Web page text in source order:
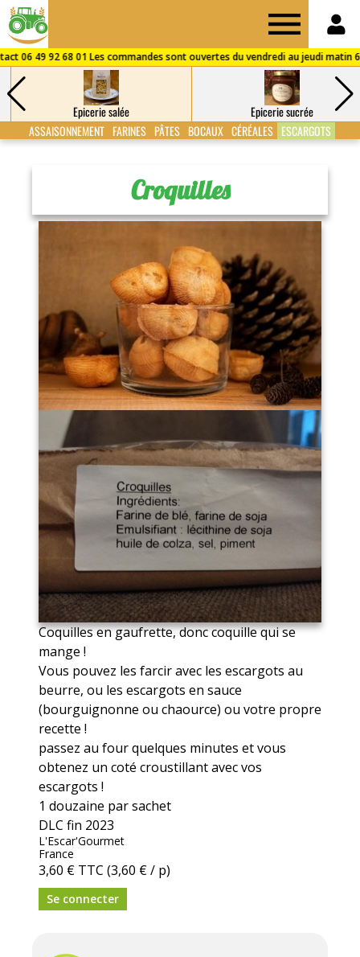
des
Fermes
Puisaye
Epicerie salée
Epicerie sucrée
ASSAISONNEMENT FARINES PÂTES BOCAUX CÉRÉALES ESCARGOTS
Croquilles
Coquilles en gaufrette, donc coquille qui se
mange !
Vous pouvez les farcir avec les escargots au
beurre, ou les escargots en sauce
(bourguignonne ou chaource) ou votre propre
recette !
passez au four quelques minutes et vous
obtenez un coté croustillant avec vos
escargots !
1 douzaine par sachet
DLC fin 2023
L'Escar'Gourmet
France
3,60 € TTC (3,60 € / p)
Se connecter